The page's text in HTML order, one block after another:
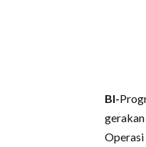
BI-
Operasi